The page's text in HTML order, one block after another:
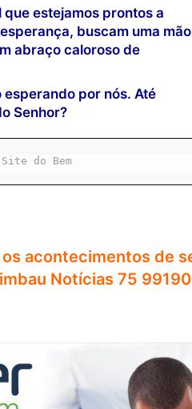
estejamos prontos a
buscam uma mão
abraço caloroso de
por nós. Até
Senhor?
do Bem
acontecimentos de
Notícias 75